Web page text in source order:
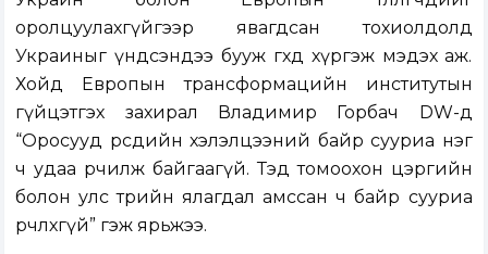
оролцуулахгүйгээр явагдсан тохиолдолд
Украиныг үндсэндээ бууж өгөхөд хүргэж мэдэх аж.
Хойд Европын трансформацийн институтын
гүйцэтгэх захирал Владимир Горбач DW-д
“Оросууд өөрсдийн хэлэлцээний байр сууриа нэг
ч удаа өөрчилж байгаагүй. Тэд томоохон цэргийн
болон улс төрийн ялагдал амссан ч байр сууриа
өөрчлөхгүй” гэж ярьжээ.